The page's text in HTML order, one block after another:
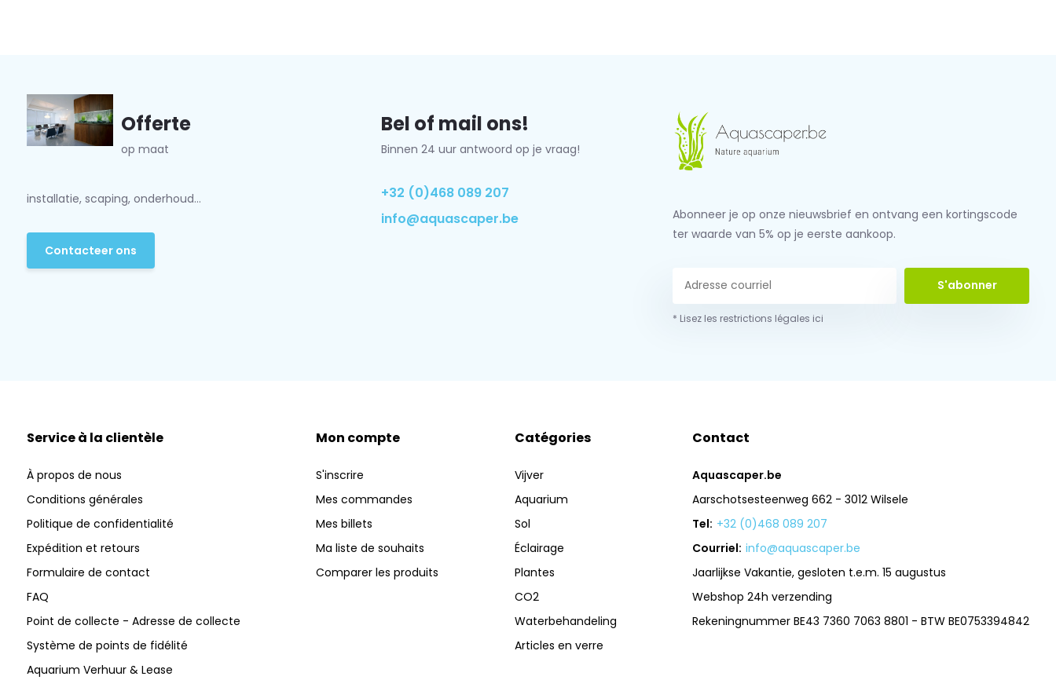
Offerte
op maat
installatie, scaping, onderhoud...
Contacteer ons
Bel of mail ons!
Binnen 24 uur antwoord op je vraag!
+32 (0)468 089 207
info@aquascaper.be
Abonneer je op onze nieuwsbrief en ontvang een kortingscode
ter waarde van 5% op je eerste aankoop.
S'abonner
* Lisez les restrictions légales ici
Service à la clientèle
À propos de nous
Conditions générales
Politique de confidentialité
Expédition et retours
Formulaire de contact
FAQ
Point de collecte - Adresse de collecte
Système de points de fidélité
Aquarium Verhuur & Lease
Mon compte
S'inscrire
Mes commandes
Mes billets
Ma liste de souhaits
Comparer les produits
Catégories
Vijver
Aquarium
Sol
Éclairage
Plantes
CO2
Waterbehandeling
Articles en verre
Contact
Aquascaper.be
Aarschotsesteenweg 662 - 3012 Wilsele
Tel: +32 (0)468 089 207
Courriel: info@aquascaper.be
Jaarlijkse Vakantie, gesloten t.e.m. 15 augustus
Webshop 24h verzending
Rekeningnummer BE43 7360 7063 8801 - BTW BE0753394842